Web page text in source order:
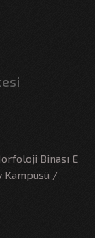
Binası E
Kampüsü /